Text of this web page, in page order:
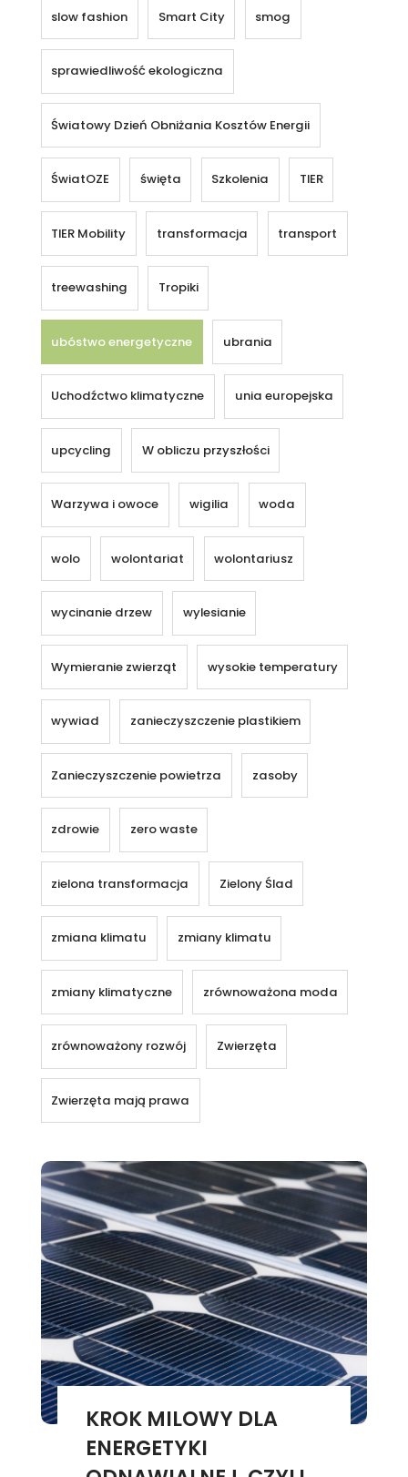
slow fashion Smart City smog
sprawiedliwość ekologiczna
Światowy Dzień Obniżania Kosztów Energii
ŚwiatOZE święta Szkolenia TIER
TIER Mobility transformacja transport
treewashing Tropiki
ubóstwo energetyczne ubrania
Uchodźctwo klimatyczne unia europejska
upcycling W obliczu przyszłości
Warzywa i owoce wigilia woda
wolo wolontariat wolontariusz
wycinanie drzew wylesianie
Wymieranie zwierząt wysokie temperatury
wywiad zanieczyszczenie plastikiem
Zanieczyszczenie powietrza zasoby
zdrowie zero waste
zielona transformacja Zielony Ślad
zmiana klimatu zmiany klimatu
zmiany klimatyczne zrównoważona moda
zrównoważony rozwój Zwierzęta
Zwierzęta mają prawa
KROK MILOWY DLA
ENERGETYKI